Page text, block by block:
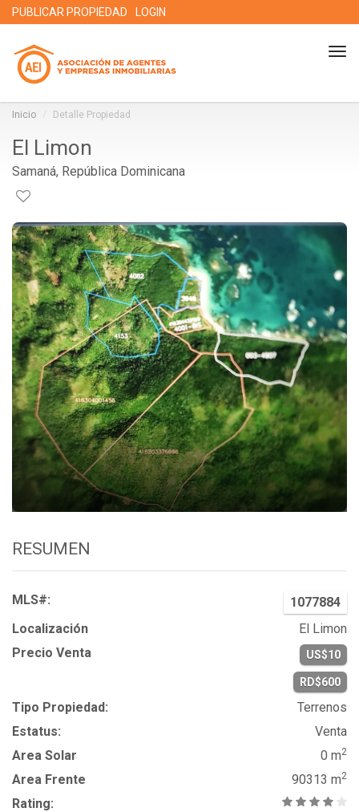
PUBLICAR PROPIEDAD LOGIN
Inicio Detalle Propiedad
El Limon
Samaná, República Dominicana
RESUMEN
MLS#:
1077884
Localización
El Limon
Precio Venta
US$10
RD$600
Tipo Propiedad:
Terrenos
Estatus:
Venta
Area Solar
0 m2
Area Frente 90313 m2
Rating: